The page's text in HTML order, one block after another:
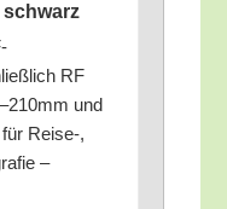
schwarz
RF
und
Reise‑,
–